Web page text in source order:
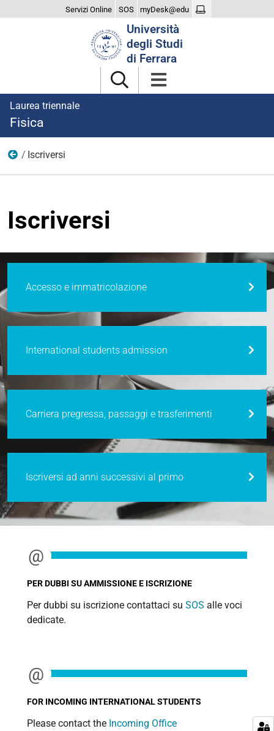
Servizi Online SOS myDesk@edu
Università
degli Studi
di Ferrara
Laurea triennale
Fisica
Home
Iscriversi
Iscriversi
Accesso e immatricolazione
International students admission
Carriera pregressa, passaggi e trasferimenti
Iscriversi ad anni successivi al primo
PER DUBBI SU AMMISSIONE E ISCRIZIONE
Per dubbi su iscrizione contattaci su SOS alle voci
dedicate.
FOR INCOMING INTERNATIONAL STUDENTS
Please contact the Incoming Office